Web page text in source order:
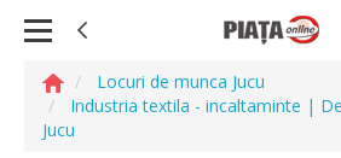
Locuri de munca Jucu
Industria textila - incaltaminte |
Jucu